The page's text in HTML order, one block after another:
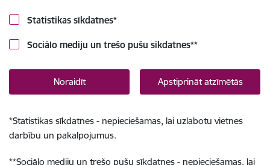
Statistikas sīkdatnes*
Sociālo mediju un trešo pušu sīkdatnes**
Noraidīt Apstiprināt atzīmētās
*Statistikas sīkdatnes - nepieciešamas, lai uzlabotu vietnes
darbību un pakalpojumus.
**Sociālo mediju un trešo pušu sīkdatnes - nepieciešamas, lai